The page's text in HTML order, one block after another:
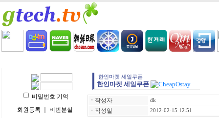
비밀번호 기억
회원등록
비번분실
한인마켓 세일쿠폰
한인마켓 세일쿠폰
ㆍ 작성자 dk
ㆍ 작성일 2012-02-15 12:51